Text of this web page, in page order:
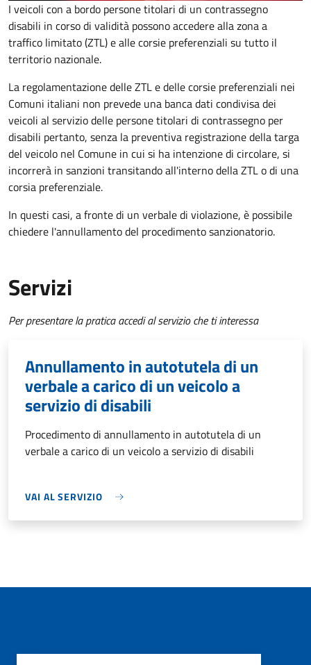
I veicoli con a bordo persone titolari di un contrassegno
disabili in corso di validità possono accedere alla zona a
traffico limitato (ZTL) e alle corsie preferenziali su tutto il
territorio nazionale.
La regolamentazione delle ZTL e delle corsie preferenziali nei
Comuni italiani non prevede una banca dati condivisa dei
veicoli al servizio delle persone titolari di contrassegno per
disabili pertanto, senza la preventiva registrazione della targa
del veicolo nel Comune in cui si ha intenzione di circolare, si
incorrerà in sanzioni transitando all'interno della ZTL o di una
corsia preferenziale.
In questi casi, a fronte di un verbale di violazione, è possibile
chiedere l'annullamento del procedimento sanzionatorio.
Servizi
Per presentare la pratica accedi al servizio che ti interessa
Annullamento in autotutela di un
verbale a carico di un veicolo a
servizio di disabili
Procedimento di annullamento in autotutela di un
verbale a carico di un veicolo a servizio di disabili
VAI AL SERVIZIO